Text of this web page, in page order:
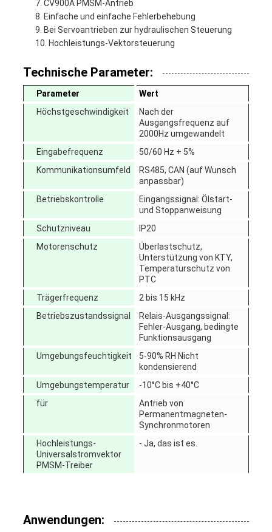
CV900A PMSM-Antrieb
Einfache und einfache Fehlerbehebung
Bei Servoantrieben zur hydraulischen Steuerung
Hochleistungs-Vektorsteuerung
Technische Parameter:
Parameter
Wert
Höchstgeschwindigkeit
Nach der
Ausgangsfrequenz auf
2000Hz umgewandelt
Eingabefrequenz
50/60 Hz + 5%
Kommunikationsumfeld
RS485, CAN (auf Wunsch
anpassbar)
Betriebskontrolle
Eingangssignal: Ölstart-
und Stoppanweisung
Schutzniveau
IP20
Motorenschutz
Überlastschutz,
Unterstützung von KTY,
Temperaturschutz von
PTC
Trägerfrequenz
2 bis 15 kHz
Betriebszustandssignal
Relais-Ausgangssignal:
Fehler-Ausgang, bedingte
Funktionsausgang
Umgebungsfeuchtigkeit
5-90% RH Nicht
kondensierend
Umgebungstemperatur
-10°C bis +40°C
für
Antrieb von
Permanentmagneten-
Synchronmotoren
Hochleistungs-
Universalstromvektor
PMSM-Treiber
- Ja, das ist es.
Anwendungen: